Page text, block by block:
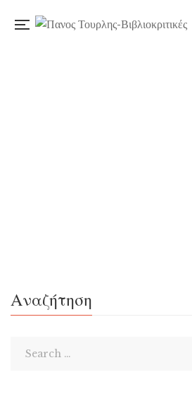
αυτά είναι το πρώτο έργο
περιμένετε; Ανοίξτε την πρώτη
Αναζήτηση